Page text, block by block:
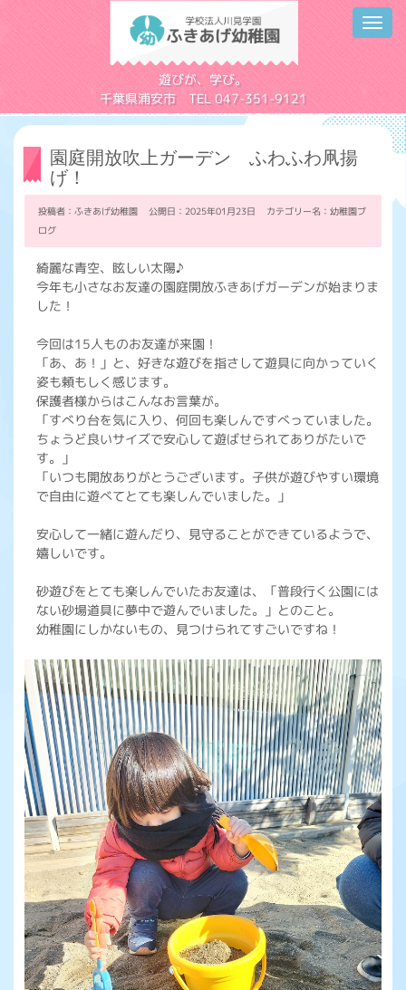
遊びが、学び。
千葉県浦安市 TEL 047-351-9121
園庭開放吹上ガーデン ふわふわ凧揚
げ！
投稿者：ふきあげ幼稚園 公開日：2025年01月23日 カテゴリー名： 幼稚園ブ
ログ
綺麗な青空、眩しい太陽♪
今年も小さなお友達の園庭開放ふきあげガーデンが始まりま
した！
今回は15人ものお友達が来園！
「あ、あ！」と、好きな遊びを指さして遊具に向かっていく
姿も頼もしく感じます。
保護者様からはこんなお言葉が。
「すべり台を気に入り、何回も楽しんですべっていました。
ちょうど良いサイズで安心して遊ばせられてありがたいで
す。」
「いつも開放ありがとうございます。子供が遊びやすい環境
で自由に遊べてとても楽しんでいました。」
安心して一緒に遊んだり、見守ることができているようで、
嬉しいです。
砂遊びをとても楽しんでいたお友達は、「普段行く公園には
ない砂場道具に夢中で遊んでいました。」とのこと。
幼稚園にしかないもの、見つけられてすごいですね！